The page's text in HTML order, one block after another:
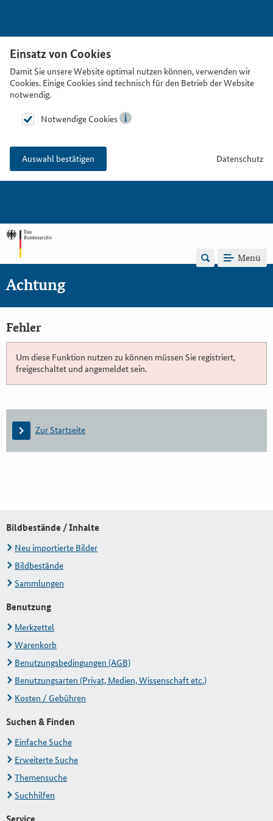
Einsatz von Cookies
Damit Sie unsere Website optimal nutzen können, verwenden wir
Cookies. Einige Cookies sind technisch für den Betrieb der Website
notwendig.
Notwendige Cookies
Auswahl bestätigen Datenschutz
Menü
Achtung
Fehler
Um diese Funktion nutzen zu können müssen Sie registriert,
freigeschaltet und angemeldet sein.
Zur Startseite
Bildbestände / Inhalte
Neu importierte Bilder
Bildbestände
Sammlungen
Benutzung
Merkzettel
Warenkorb
Benutzungsbedingungen (AGB)
Benutzungsarten (Privat, Medien, Wissenschaft etc.)
Kosten / Gebühren
Suchen & Finden
Einfache Suche
Erweiterte Suche
Themensuche
Suchhilfen